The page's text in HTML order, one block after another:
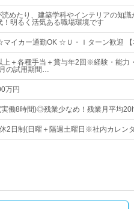
読めたり、建築学科やインテリアの知
！明るく活気ある職場環境です
イカー通勤OK ☆Ｕ・Ｉターン歓迎 【
上＋各種手当＋賞与年2回※経験・能力
の試用期間…
万円
働8時間)◎残業少なめ！残業月平均
休2日制(日曜＋隔週土曜日※社内カレ